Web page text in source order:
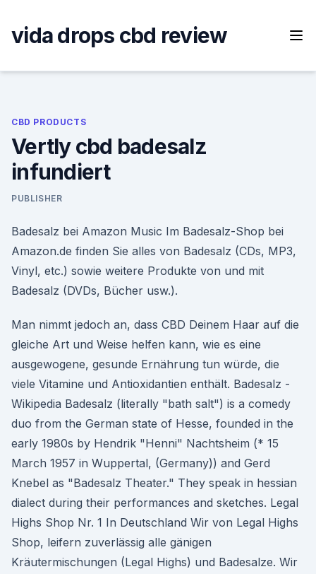
content
vida drops cbd review
CBD PRODUCTS
Vertly cbd badesalz
infundiert
PUBLISHER
Badesalz bei Amazon Music Im Badesalz-Shop bei
Amazon.de finden Sie alles von Badesalz (CDs, MP3,
Vinyl, etc.) sowie weitere Produkte von und mit
Badesalz (DVDs, Bücher usw.).
Man nimmt jedoch an, dass CBD Deinem Haar auf die
gleiche Art und Weise helfen kann, wie es eine
ausgewogene, gesunde Ernährung tun würde, die
viele Vitamine und Antioxidantien enthält. Badesalz -
Wikipedia Badesalz (literally "bath salt") is a comedy
duo from the German state of Hesse, founded in the
early 1980s by Hendrik "Henni" Nachtsheim (* 15
March 1957 in Wuppertal, (Germany)) and Gerd
Knebel as "Badesalz Theater." They speak in hessian
dialect during their performances and sketches. Legal
Highs Shop Nr. 1 In Deutschland Wir von Legal Highs
Shop, leifern zuverlässig alle gänigen
Kräutermischungen (Legal Highs) und Badesalze. Wir